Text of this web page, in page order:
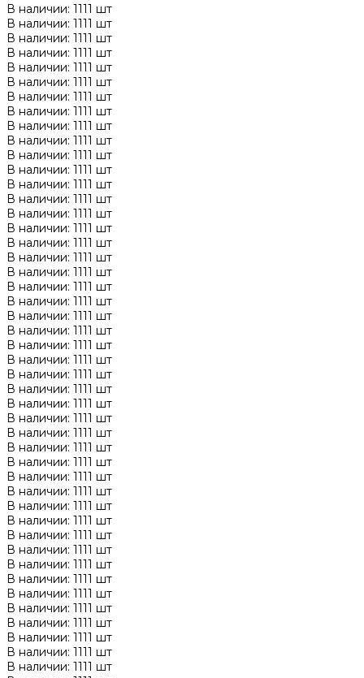
В наличии: 1111 шт
В наличии: 1111 шт
В наличии: 1111 шт
В наличии: 1111 шт
В наличии: 1111 шт
В наличии: 1111 шт
В наличии: 1111 шт
В наличии: 1111 шт
В наличии: 1111 шт
В наличии: 1111 шт
В наличии: 1111 шт
В наличии: 1111 шт
В наличии: 1111 шт
В наличии: 1111 шт
В наличии: 1111 шт
В наличии: 1111 шт
В наличии: 1111 шт
В наличии: 1111 шт
В наличии: 1111 шт
В наличии: 1111 шт
В наличии: 1111 шт
В наличии: 1111 шт
В наличии: 1111 шт
В наличии: 1111 шт
В наличии: 1111 шт
В наличии: 1111 шт
В наличии: 1111 шт
В наличии: 1111 шт
В наличии: 1111 шт
В наличии: 1111 шт
В наличии: 1111 шт
В наличии: 1111 шт
В наличии: 1111 шт
В наличии: 1111 шт
В наличии: 1111 шт
В наличии: 1111 шт
В наличии: 1111 шт
В наличии: 1111 шт
В наличии: 1111 шт
В наличии: 1111 шт
В наличии: 1111 шт
В наличии: 1111 шт
В наличии: 1111 шт
В наличии: 1111 шт
В наличии: 1111 шт
В наличии: 1111 шт